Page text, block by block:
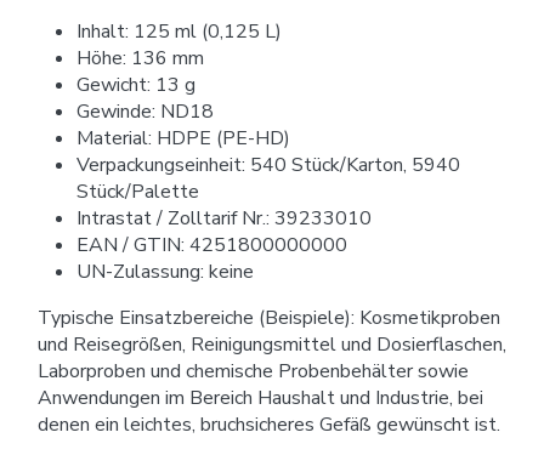
Inhalt: 125 ml (0,125 L)
Höhe: 136 mm
Gewicht: 13 g
Gewinde: ND18
Material: HDPE (PE-HD)
Verpackungseinheit: 540 Stück/Karton, 5940
Stück/Palette
Intrastat / Zolltarif Nr.: 39233010
EAN / GTIN: 4251800000000
UN-Zulassung: keine
Typische Einsatzbereiche (Beispiele): Kosmetikproben
und Reisegrößen, Reinigungsmittel und Dosierflaschen,
Laborproben und chemische Probenbehälter sowie
Anwendungen im Bereich Haushalt und Industrie, bei
denen ein leichtes, bruchsicheres Gefäß gewünscht ist.